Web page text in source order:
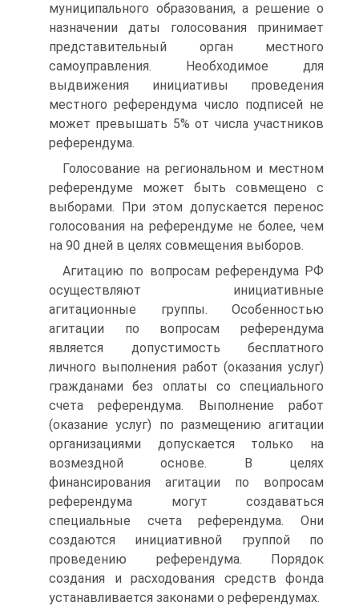
муниципального образования, а решение о
назначении даты голосования принимает
представительный орган местного
самоуправления. Необходимое для
выдвижения инициативы проведения
местного референдума число подписей не
может превышать 5% от числа участников
референдума.
Голосование на региональном и местном
референдуме может быть совмещено с
выборами. При этом допускается перенос
голосования на референдуме не более, чем
на 90 дней в целях совмещения выборов.
Агитацию по вопросам референдума РФ
осуществляют инициативные
агитационные группы. Особенностью
агитации по вопросам референдума
является допустимость бесплатного
личного выполнения работ (оказания услуг)
гражданами без оплаты со специального
счета референдума. Выполнение работ
(оказание услуг) по размещению агитации
организациями допускается только на
возмездной основе. В целях
финансирования агитации по вопросам
референдума могут создаваться
специальные счета референдума. Они
создаются инициативной группой по
проведению референдума. Порядок
создания и расходования средств фонда
устанавливается законами о референдумах.